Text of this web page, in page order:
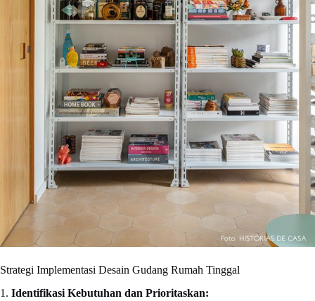
Strategi Implementasi Desain Gudang Rumah Tinggal
1. Identifikasi Kebutuhan dan Prioritaskan: